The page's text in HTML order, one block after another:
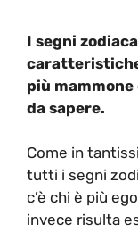
I segni
più mammone
da sapere.
Come in
tutti i segni
c’è chi è più
invece risulta